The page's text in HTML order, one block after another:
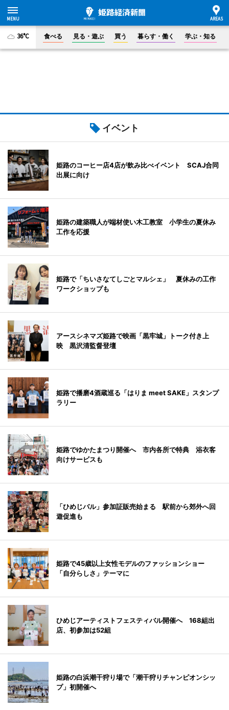
36°C 食べる 見る・遊ぶ 買う 暮らす・働く 学ぶ・知る
イベント
姫路のコーヒー店4店が飲み比べイベント SCAJ合同
出展に向け
姫路の建築職人が端材使い木工教室 小学生の夏休み
工作を応援
姫路で「ちいさなてしごとマルシェ」 夏休みの工作
ワークショップも
アースシネマズ姫路で映画「黒牢城」トーク付き上
映 黒沢清監督登壇
姫路で播磨4酒蔵巡る「はりま meet SAKE」スタンプ
ラリー
姫路でゆかたまつり開催へ 市内各所で特典 浴衣客
向けサービスも
「ひめじバル」参加証販売始まる 駅前から郊外へ回
遊促進も
姫路で45歳以上女性モデルのファッションショー
「自分らしさ」テーマに
ひめじアーティストフェスティバル開催へ 168組出
店、初参加は52組
姫路の白浜潮干狩り場で「潮干狩りチャンピオンシッ
プ」初開催へ